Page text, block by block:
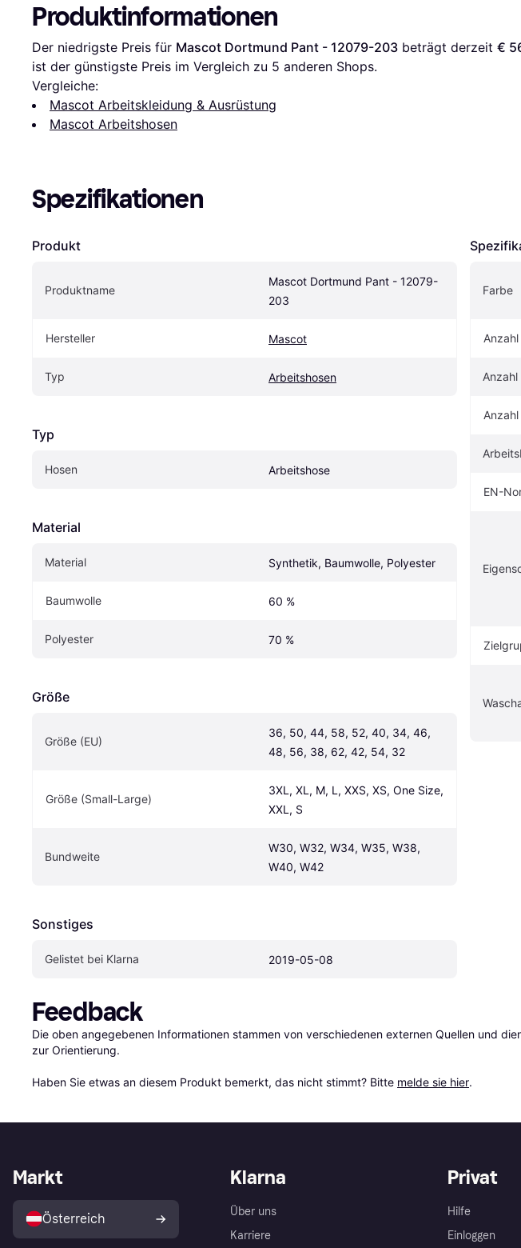
Produktinformationen
Der niedrigste Preis für Mascot Dortmund Pant - 12079-203 beträgt derzeit €
ist der günstigste Preis im Vergleich zu 5 anderen Shops.
Vergleiche:
Mascot Arbeitskleidung & Ausrüstung
Mascot Arbeitshosen
Spezifikationen
Produkt
Produktname
Mascot Dortmund Pant - 12079-
203
Hersteller Mascot
Typ Arbeitshosen
Typ
Hosen Arbeitshose
Material
Material Synthetik, Baumwolle, Polyester
Baumwolle 60 %
Polyester 70 %
Größe
Größe (EU)
36, 50, 44, 58, 52, 40, 34, 46,
48, 56, 38, 62, 42, 54, 32
Größe (Small-Large)
3XL, XL, M, L, XXS, XS, One Size,
XXL, S
Bundweite
W30, W32, W34, W35, W38,
W40, W42
Sonstiges
Gelistet bei Klarna 2019-05-08
Farbe
Anzahl
EN-
Feedback
Die oben angegebenen Informationen stammen von verschiedenen externen Quellen und
zur Orientierung.
Haben Sie etwas an diesem Produkt bemerkt, das nicht stimmt? Bitte melde sie hier.
Klarna
Über uns
Karriere
Privat
Hilfe
Einloggen
Markt
Österreich